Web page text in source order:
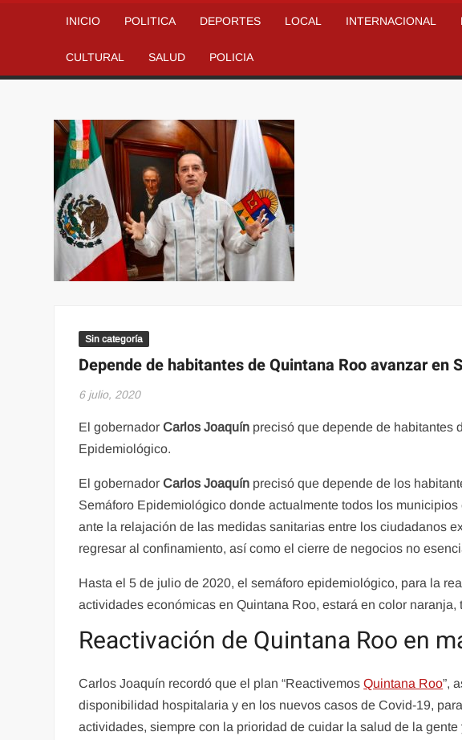
INICIO POLITICA DEPORTES LOCAL INTERNACIONAL
CULTURAL SALUD POLICIA
Sin categoría
Depende de habitantes de Quintana Roo avanzar
6 julio, 2020
El gobernadorCarlos Joaquín precisó que depende de habitantes
Epidemiológico.
El gobernadorCarlos Joaquín precisó que depende de los
Semáforo Epidemiológico donde actualmente todos los
ante la relajación de las medidas sanitarias entre los ciudadanos
regresar al confinamiento, así como el cierre de negocios no
Hasta el 5 de julio de 2020, el semáforo epidemiológico, para la
actividades económicas en Quintana Roo, estará en color naranja,
Reactivación de Quintana Roo en
Carlos Joaquín recordó que el plan “ReactivemosQuintana Roo”,
disponibilidad hospitalaria y en los nuevos casos de Covid-19,
actividades, siempre con la prioridad de cuidar la salud de la